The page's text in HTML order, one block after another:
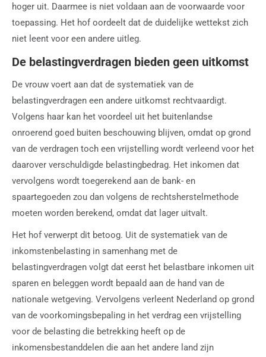
hoger uit. Daarmee is niet voldaan aan de voorwaarde voor
toepassing. Het hof oordeelt dat de duidelijke wettekst zich
niet leent voor een andere uitleg.
De belastingverdragen bieden geen uitkomst
De vrouw voert aan dat de systematiek van de
belastingverdragen een andere uitkomst rechtvaardigt.
Volgens haar kan het voordeel uit het buitenlandse
onroerend goed buiten beschouwing blijven, omdat op grond
van de verdragen toch een vrijstelling wordt verleend voor het
daarover verschuldigde belastingbedrag. Het inkomen dat
vervolgens wordt toegerekend aan de bank- en
spaartegoeden zou dan volgens de rechtsherstelmethode
moeten worden berekend, omdat dat lager uitvalt.
Het hof verwerpt dit betoog. Uit de systematiek van de
inkomstenbelasting in samenhang met de
belastingverdragen volgt dat eerst het belastbare inkomen uit
sparen en beleggen wordt bepaald aan de hand van de
nationale wetgeving. Vervolgens verleent Nederland op grond
van de voorkomingsbepaling in het verdrag een vrijstelling
voor de belasting die betrekking heeft op de
inkomensbestanddelen die aan het andere land zijn